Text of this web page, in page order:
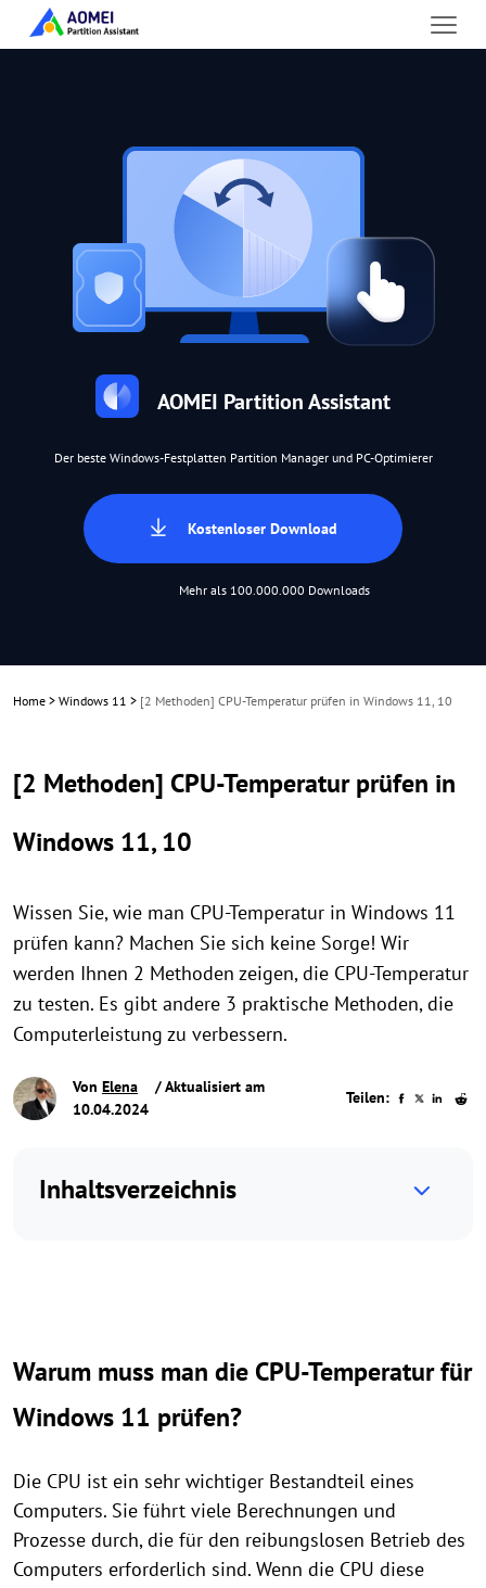
AOMEI Partition Assistant
Der beste Windows-Festplatten Partition Manager und PC-Optimierer
Kostenloser Download
Mehr als 100.000.000 Downloads
Home > Windows 11 > [2 Methoden] CPU-Temperatur prüfen in Windows 11, 10
[2 Methoden] CPU-Temperatur prüfen in
Windows 11, 10
Wissen Sie, wie man CPU-Temperatur in Windows 11
prüfen kann? Machen Sie sich keine Sorge! Wir
werden Ihnen 2 Methoden zeigen, die CPU-Temperatur
zu testen. Es gibt andere 3 praktische Methoden, die
Computerleistung zu verbessern.
Von Elena
/ Aktualisiert am
10.04.2024
Teilen:
Inhaltsverzeichnis
Warum muss man die CPU-Temperatur für
Windows 11 prüfen?
Die CPU ist ein sehr wichtiger Bestandteil eines
Computers. Sie führt viele Berechnungen und
Prozesse durch, die für den reibungslosen Betrieb des
Computers erforderlich sind. Wenn die CPU diese